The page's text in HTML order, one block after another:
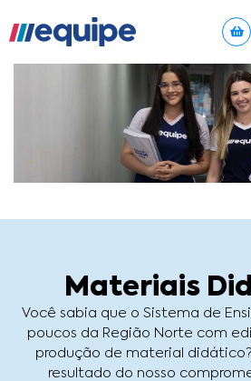
para
Materiais
Você sabia que o Sistema de
poucos da Região Norte com
produção de material
resultado do nosso